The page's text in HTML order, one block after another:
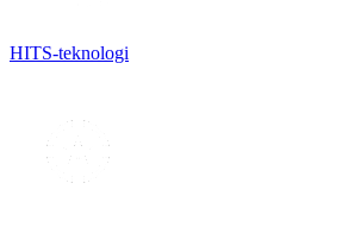
HITS-teknologi